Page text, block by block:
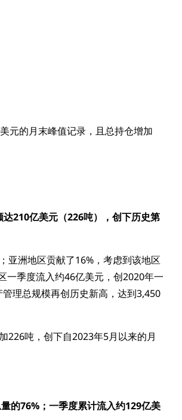
元的月末峰值记录，且总持仓增加
达210亿美元（226吨），创下历史第
亚洲地区贡献了16%，考虑到该地区
一季度流入约46亿美元，创2020年一
理总规模再创历史新高，达到3,450
226吨，创下自2023年5月以来的月
的76%；一季度累计流入约129亿美